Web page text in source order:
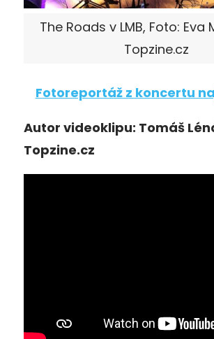
The Roads v LMB, Foto: Eva
Topzine.cz
Fotoreportáž z koncertu
Autor videoklipu: Tomáš
Topzine.cz